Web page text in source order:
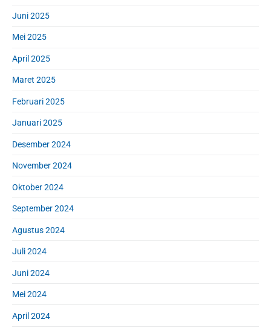
Juni 2025
Mei 2025
April 2025
Maret 2025
Februari 2025
Januari 2025
Desember 2024
November 2024
Oktober 2024
September 2024
Agustus 2024
Juli 2024
Juni 2024
Mei 2024
April 2024